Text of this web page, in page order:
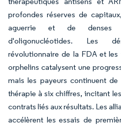
profondes réserves de
aguerrie et de denses
d'oligonucléotides. Les
révolutionnaire de la FDA et
orphelins catalysent une
mais les payeurs continuent
thérapie à six chiffres, incitant
contrats liés aux résultats. Les
accélèrent les essais de